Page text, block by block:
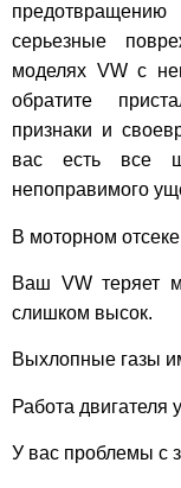
серьезные
моделях VW с
обратите
признаки и
вас есть все
непоправимого
В моторном
Ваш VW теряет
слишком высок.
Выхлопные газы
Работа двигателя
У вас проблемы с